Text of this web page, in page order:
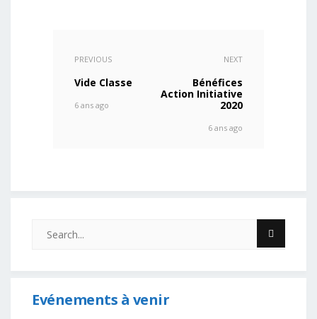
PREVIOUS
Vide Classe
6 ans ago
NEXT
Bénéfices
Action Initiative
2020
6 ans ago
Evénements à venir